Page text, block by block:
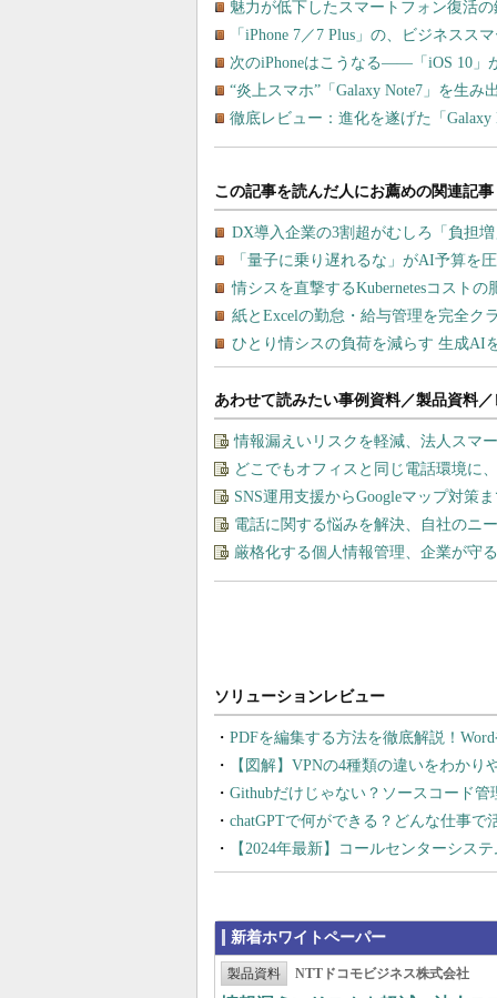
魅力が低下したスマートフォン復活
「iPhone 7／7 Plus」の、ビジネスス
次のiPhoneはこうなる――「iOS 10」
“炎上スマホ”「Galaxy Note7」を生み
徹底レビュー：進化を遂げた「
あわせて読みたい事例資料／製品資料
情報漏えいリスクを軽減、法人スマ
どこでもオフィスと同じ電話環境に
SNS運用支援からGoogleマップ対策
電話に関する悩みを解決、自社のニ
厳格化する個人情報管理、企業が守
PDFを編集する方法を徹底解説！
【図解】VPNの4種類の違いをわか
Githubだけじゃない？ソースコード
chatGPTで何ができる？どんな仕事で
【2024年最新】コールセンターシス
新着ホワイトペーパー
製品資料 NTTドコモビジネス株式会社